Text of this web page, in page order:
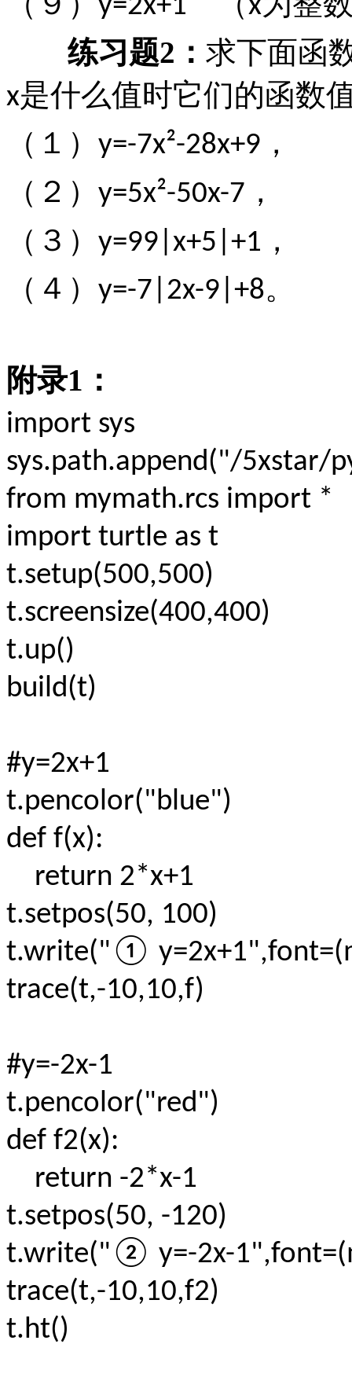
y=2x+1 x
练习题2 ： 求下面函
x是什么值时它们的函数
（１） y=-7x²-28x+9 ，
（２） y=5x²-50x-7 ，
（３） y=99|x+5|+1 ，
（４） y=-7|2x-9|+8。
附录1 ：
import sys
sys.path.append("/5xstar/
from mymath.rcs import *
import turtle as t
t.setup(500,500)
t.screensize(400,400)
t.up()
build(t)
#y=2x+1
t.pencolor("blue")
def f(x):
return 2*x+1
t.setpos(50, 100)
t.write("①
trace(t,-10,10,f)
#y=-2x-1
t.pencolor("red")
def f2(x):
return -2*x-1
t.setpos(50, -120)
t.write("② y=-2x-
trace(t,-10,10,f2)
t.ht()